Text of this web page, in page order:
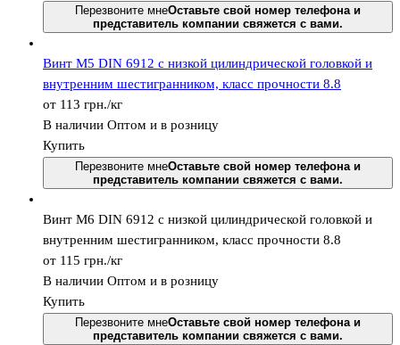
Перезвоните мнеОставьте свой номер телефона и
представитель компании свяжется с вами.
Винт М5 DIN 6912 с низкой цилиндрической головкой и
внутренним шестигранником, класс прочности 8.8
от 113 грн./кг
В наличии Оптом и в розницу
Купить
Перезвоните мнеОставьте свой номер телефона и
представитель компании свяжется с вами.
Винт М6 DIN 6912 с низкой цилиндрической головкой и
внутренним шестигранником, класс прочности 8.8
от 115 грн./кг
В наличии Оптом и в розницу
Купить
Перезвоните мнеОставьте свой номер телефона и
представитель компании свяжется с вами.